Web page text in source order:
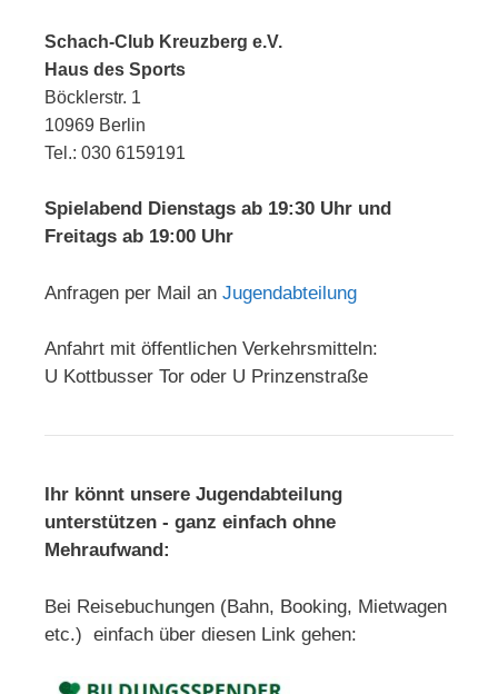
Schach-Club Kreuzberg e.V.
Haus des Sports
Böcklerstr. 1
10969 Berlin
Tel.: 030 6159191
Spielabend Dienstags ab 19:30 Uhr und
Freitags ab 19:00 Uhr
Anfragen per Mail an Jugendabteilung
Anfahrt mit öffentlichen Verkehrsmitteln:
U Kottbusser Tor oder U Prinzenstraße
Ihr könnt unsere Jugendabteilung
unterstützen - ganz einfach ohne
Mehraufwand:
Bei Reisebuchungen (Bahn, Booking, Mietwagen
etc.) einfach über diesen Link gehen: